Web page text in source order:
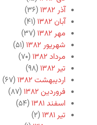
آذر ۱۳۸۲
(۳۶)
آبان ۱۳۸۲
(۴۱)
مهر ۱۳۸۲
(۳۷)
شهریور ۱۳۸۲
(۵۱)
مرداد ۱۳۸۲
(۷۰)
تیر ۱۳۸۲
(۹۸)
اردیبهشت ۱۳۸۲
(۶۷)
فروردین ۱۳۸۲
(۸۷)
اسفند ۱۳۸۱
(۵۴)
تیر ۱۳۸۱
(۲)